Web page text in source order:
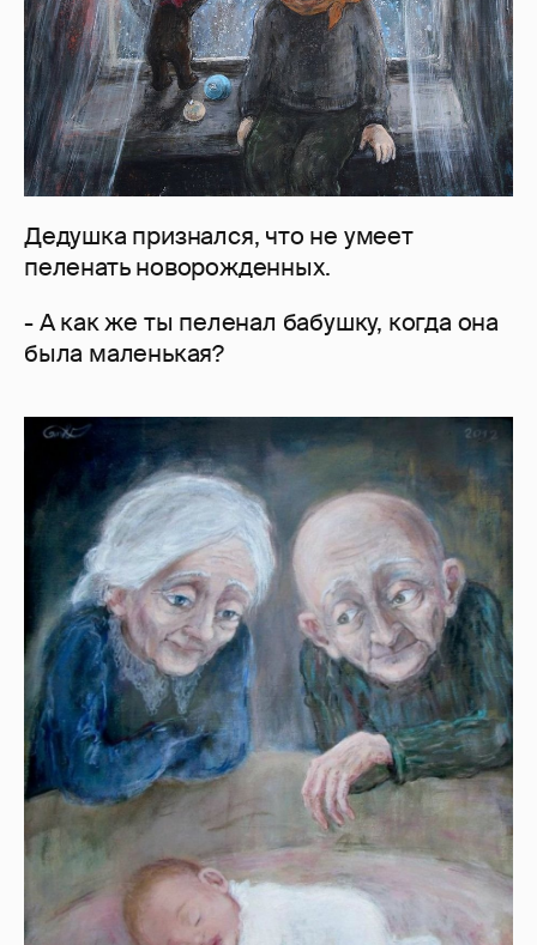
Дедушка признался, что не умеет
пеленать новорожденных.
- А как же ты пеленал бабушку, когда она
была маленькая?